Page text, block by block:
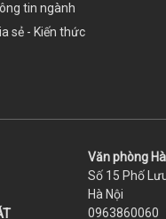
tin ngành
sẻ - Kiến thức
Văn phòng
Số 15 Phố
Hà Nội
0963860060